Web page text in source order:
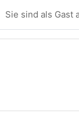
Sie sind als Gast